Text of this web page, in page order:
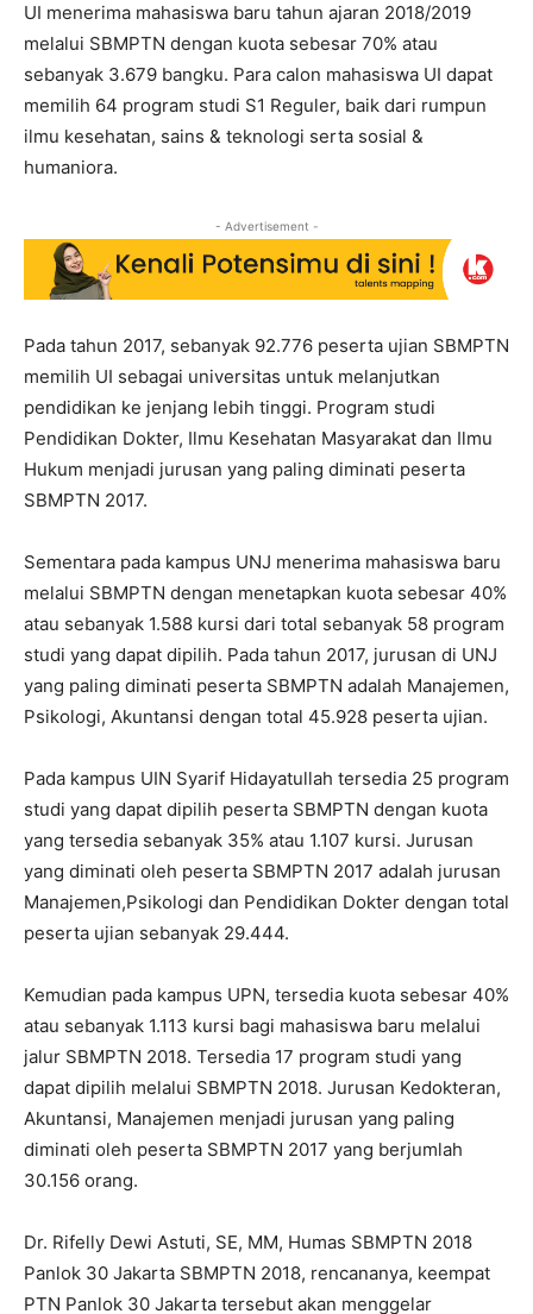
UI menerima mahasiswa baru tahun ajaran 2018/2019
melalui SBMPTN dengan kuota sebesar 70% atau
sebanyak 3.679 bangku. Para calon mahasiswa UI dapat
memilih 64 program studi S1 Reguler, baik dari rumpun
ilmu kesehatan, sains & teknologi serta sosial &
humaniora.
- Advertisement -
Pada tahun 2017, sebanyak 92.776 peserta ujian SBMPTN
memilih UI sebagai universitas untuk melanjutkan
pendidikan ke jenjang lebih tinggi. Program studi
Pendidikan Dokter, Ilmu Kesehatan Masyarakat dan Ilmu
Hukum menjadi jurusan yang paling diminati peserta
SBMPTN 2017.
Sementara pada kampus UNJ menerima mahasiswa baru
melalui SBMPTN dengan menetapkan kuota sebesar 40%
atau sebanyak 1.588 kursi dari total sebanyak 58 program
studi yang dapat dipilih. Pada tahun 2017, jurusan di UNJ
yang paling diminati peserta SBMPTN adalah Manajemen,
Psikologi, Akuntansi dengan total 45.928 peserta ujian.
Pada kampus UIN Syarif Hidayatullah tersedia 25 program
studi yang dapat dipilih peserta SBMPTN dengan kuota
yang tersedia sebanyak 35% atau 1.107 kursi. Jurusan
yang diminati oleh peserta SBMPTN 2017 adalah jurusan
Manajemen,Psikologi dan Pendidikan Dokter dengan total
peserta ujian sebanyak 29.444.
Kemudian pada kampus UPN, tersedia kuota sebesar 40%
atau sebanyak 1.113 kursi bagi mahasiswa baru melalui
jalur SBMPTN 2018. Tersedia 17 program studi yang
dapat dipilih melalui SBMPTN 2018. Jurusan Kedokteran,
Akuntansi, Manajemen menjadi jurusan yang paling
diminati oleh peserta SBMPTN 2017 yang berjumlah
30.156 orang.
Dr. Rifelly Dewi Astuti, SE, MM, Humas SBMPTN 2018
Panlok 30 Jakarta SBMPTN 2018, rencananya, keempat
PTN Panlok 30 Jakarta tersebut akan menggelar